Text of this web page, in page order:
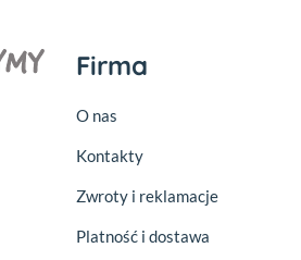
Firma
O nas
Kontakty
Zwroty i reklamacje
Platność i dostawa